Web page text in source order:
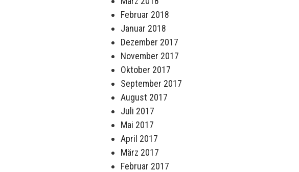
Februar 2018
Januar 2018
Dezember 2017
November 2017
Oktober 2017
September 2017
August 2017
Juli 2017
Mai 2017
April 2017
März 2017
Februar 2017